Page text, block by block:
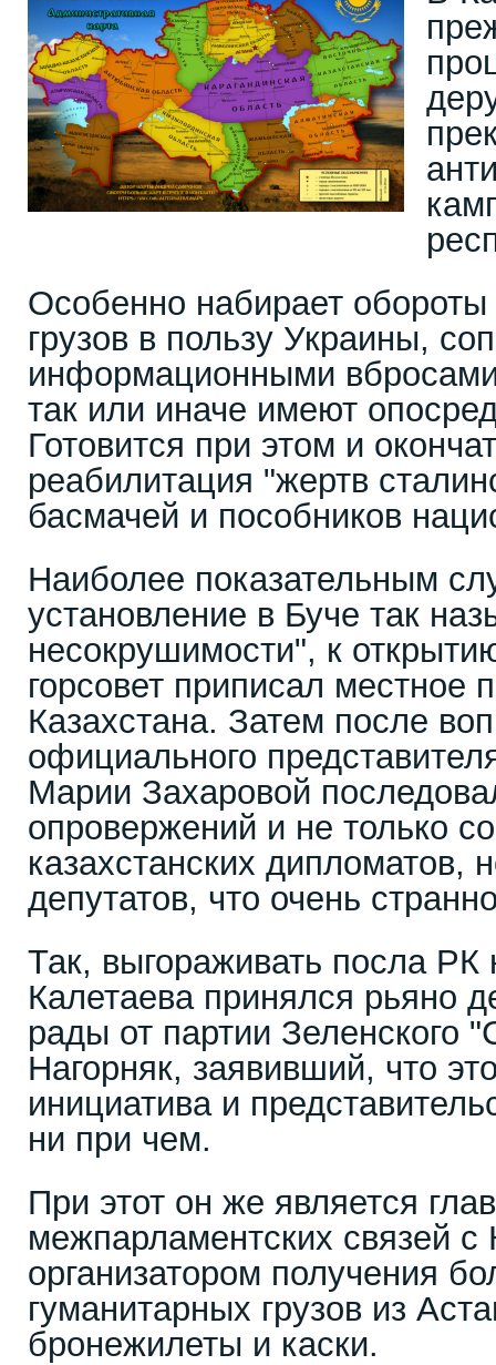
Особенно набирает
грузов в пользу Украины,
информационными
так или иначе имеют
Готовится при этом и
реабилитация "жертв
басмачей и пособников
Наиболее показательным
установление в Буче так
несокрушимости", к
горсовет приписал местное
Казахстана. Затем после
официального
Марии Захаровой
опровержений и не только
казахстанских дипломатов,
депутатов, что очень
Так, выгораживать посла
Калетаева принялся рьяно
рады от партии Зеленского
Нагорняк, заявивший, что
инициатива и
ни при чем.
При этот он же является
межпарламентских связей с
организатором получения
гуманитарных грузов из
бронежилеты и каски.